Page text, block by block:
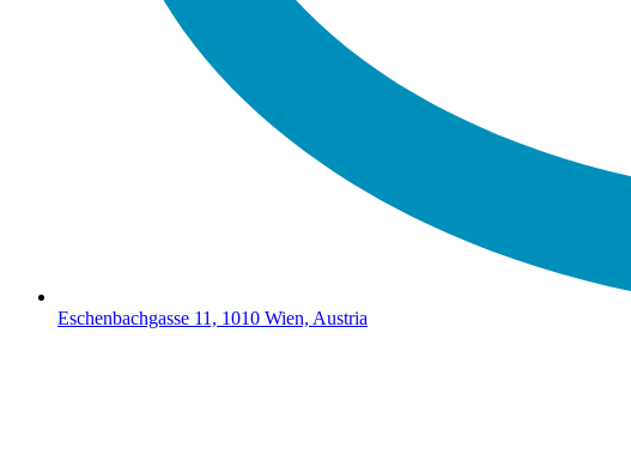
Eschenbachgasse 11, 1010 Wien, Austria